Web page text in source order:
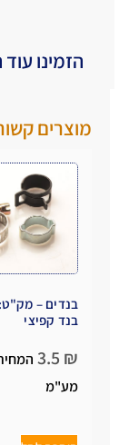
הזמינו
מוצרים
בנד קפיצי
₪
מע"מ